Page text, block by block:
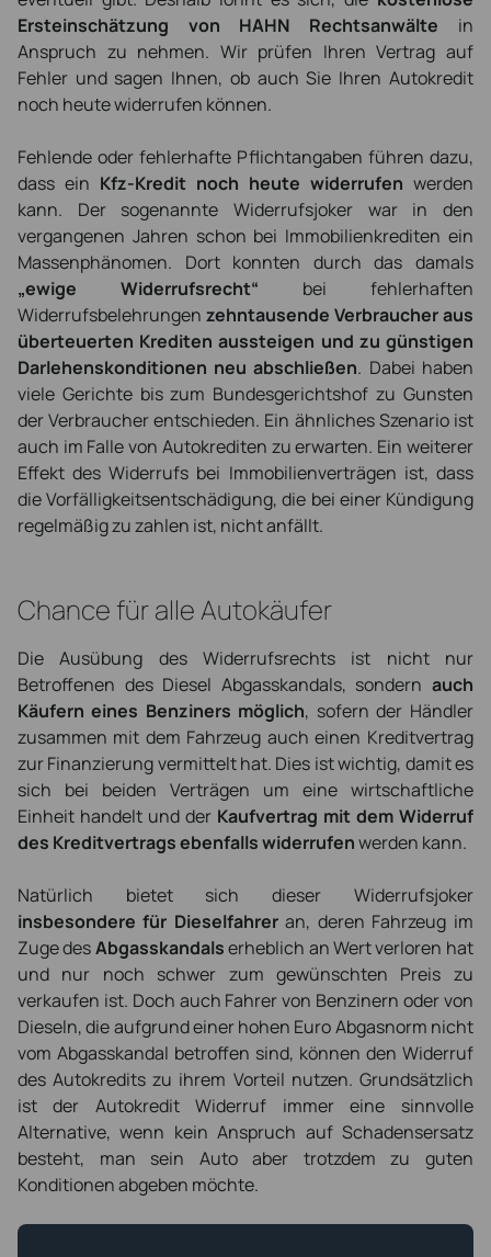
Ersteinschätzung von HAHN Rechtsanwälte in
Anspruch zu nehmen. Wir prüfen Ihren Vertrag auf
Fehler und sagen Ihnen, ob auch Sie Ihren Autokredit
noch heute widerrufen können.
Fehlende oder fehlerhafte Pflichtangaben führen dazu,
dass ein Kfz-Kredit noch heute widerrufen werden
kann. Der sogenannte Widerrufsjoker war in den
vergangenen Jahren schon bei Immobilienkrediten ein
Massenphänomen. Dort konnten durch das damals
„ewige Widerrufsrecht“ bei fehlerhaften
Widerrufsbelehrungen zehntausende Verbraucher aus
überteuerten Krediten aussteigen und zu günstigen
Darlehenskonditionen neu abschließen. Dabei haben
viele Gerichte bis zum Bundesgerichtshof zu Gunsten
der Verbraucher entschieden. Ein ähnliches Szenario ist
auch im Falle von Autokrediten zu erwarten. Ein weiterer
Effekt des Widerrufs bei Immobilienverträgen ist, dass
die Vorfälligkeitsentschädigung, die bei einer Kündigung
regelmäßig zu zahlen ist, nicht anfällt.
Chance für alle Autokäufer
Die Ausübung des Widerrufsrechts ist nicht nur
Betroffenen des Diesel Abgasskandals, sondern auch
Käufern eines Benziners möglich, sofern der Händler
zusammen mit dem Fahrzeug auch einen Kreditvertrag
zur Finanzierung vermittelt hat. Dies ist wichtig, damit es
sich bei beiden Verträgen um eine wirtschaftliche
Einheit handelt und der Kaufvertrag mit dem Widerruf
des Kreditvertrags ebenfalls widerrufenwerden kann.
Natürlich bietet sich dieser Widerrufsjoker
insbesondere für Dieselfahreran, deren Fahrzeug im
Zuge desAbgasskandalserheblich an Wert verloren hat
und nur noch schwer zum gewünschten Preis zu
verkaufen ist. Doch auch Fahrer von Benzinern oder von
Dieseln, die aufgrund einer hohen Euro Abgasnorm nicht
vom Abgasskandal betroffen sind, können den Widerruf
des Autokredits zu ihrem Vorteil nutzen. Grundsätzlich
ist der Autokredit Widerruf immer eine sinnvolle
Alternative, wenn kein Anspruch auf Schadensersatz
besteht, man sein Auto aber trotzdem zu guten
Konditionen abgeben möchte.